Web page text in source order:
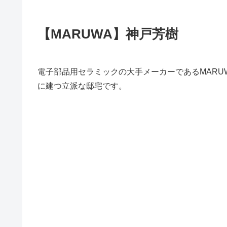
【MARUWA】神戸芳樹
電子部品用セラミックの大手メーカーである
に建つ立派な邸宅です。